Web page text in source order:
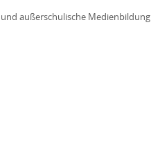
außerschulische Medienbildung